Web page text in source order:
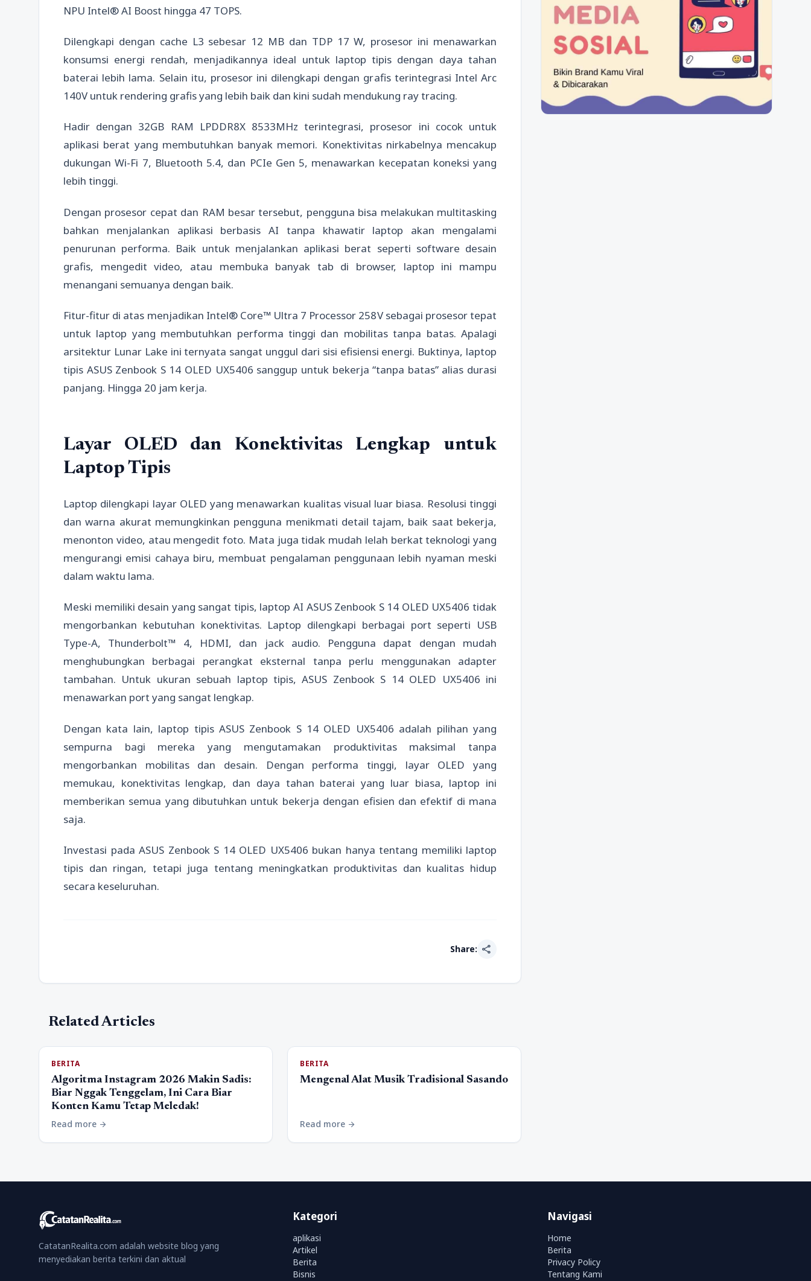
NPU Intel® AI Boost hingga 47 TOPS.
Dilengkapi dengan cache L3 sebesar 12 MB dan TDP 17 W, prosesor ini menawarkan
konsumsi energi rendah, menjadikannya ideal untuk laptop tipis dengan daya tahan
baterai lebih lama. Selain itu, prosesor ini dilengkapi dengan grafis terintegrasi Intel Arc
140V untuk rendering grafis yang lebih baik dan kini sudah mendukung ray tracing.
Hadir dengan 32GB RAM LPDDR8X 8533MHz terintegrasi, prosesor ini cocok untuk
aplikasi berat yang membutuhkan banyak memori. Konektivitas nirkabelnya mencakup
dukungan Wi-Fi 7, Bluetooth 5.4, dan PCIe Gen 5, menawarkan kecepatan koneksi yang
lebih tinggi.
Dengan prosesor cepat dan RAM besar tersebut, pengguna bisa melakukan multitasking
bahkan menjalankan aplikasi berbasis AI tanpa khawatir laptop akan mengalami
penurunan performa. Baik untuk menjalankan aplikasi berat seperti software desain
grafis, mengedit video, atau membuka banyak tab di browser, laptop ini mampu
menangani semuanya dengan baik.
Fitur-fitur di atas menjadikan Intel® Core™ Ultra 7 Processor 258V sebagai prosesor tepat
untuk laptop yang membutuhkan performa tinggi dan mobilitas tanpa batas. Apalagi
arsitektur Lunar Lake ini ternyata sangat unggul dari sisi efisiensi energi. Buktinya, laptop
tipis ASUS Zenbook S 14 OLED UX5406 sanggup untuk bekerja “tanpa batas” alias durasi
panjang. Hingga 20 jam kerja.
Layar OLED dan Konektivitas Lengkap untuk
Laptop Tipis
Laptop dilengkapi layar OLED yang menawarkan kualitas visual luar biasa. Resolusi tinggi
dan warna akurat memungkinkan pengguna menikmati detail tajam, baik saat bekerja,
menonton video, atau mengedit foto. Mata juga tidak mudah lelah berkat teknologi yang
mengurangi emisi cahaya biru, membuat pengalaman penggunaan lebih nyaman meski
dalam waktu lama.
Meski memiliki desain yang sangat tipis, laptop AI ASUS Zenbook S 14 OLED UX5406 tidak
mengorbankan kebutuhan konektivitas. Laptop dilengkapi berbagai port seperti USB
Type-A, Thunderbolt™ 4, HDMI, dan jack audio. Pengguna dapat dengan mudah
menghubungkan berbagai perangkat eksternal tanpa perlu menggunakan adapter
tambahan. Untuk ukuran sebuah laptop tipis, ASUS Zenbook S 14 OLED UX5406 ini
menawarkan port yang sangat lengkap.
Dengan kata lain, laptop tipis ASUS Zenbook S 14 OLED UX5406 adalah pilihan yang
sempurna bagi mereka yang mengutamakan produktivitas maksimal tanpa
mengorbankan mobilitas dan desain. Dengan performa tinggi, layar OLED yang
memukau, konektivitas lengkap, dan daya tahan baterai yang luar biasa, laptop ini
memberikan semua yang dibutuhkan untuk bekerja dengan efisien dan efektif di mana
saja.
Investasi pada ASUS Zenbook S 14 OLED UX5406 bukan hanya tentang memiliki laptop
tipis dan ringan, tetapi juga tentang meningkatkan produktivitas dan kualitas hidup
secara keseluruhan.
Share: share
Related Articles
BERITA
Algoritma Instagram 2026 Makin Sadis:
Biar Nggak Tenggelam, Ini Cara Biar
Konten Kamu Tetap Meledak!
Read more arrow_forward
BERITA
Mengenal Alat Musik Tradisional Sasando
Read more arrow_forward
CatatanRealita.com adalah website blog yang
menyediakan berita terkini dan aktual
Kategori
aplikasi
Artikel
Berita
Bisnis
Navigasi
Home
Berita
Privacy Policy
Tentang Kami